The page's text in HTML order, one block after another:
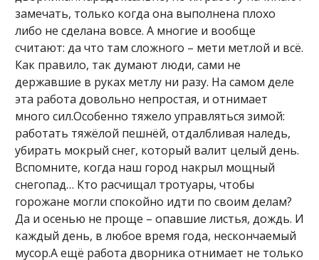
замечать, только когда она выполнена плохо
либо не сделана вовсе. А многие и вообще
считают: да что там сложного – мети метлой и всё.
Как правило, так думают люди, сами не
державшие в руках метлу ни разу. На самом деле
эта работа довольно непростая, и отнимает
много сил.Особенно тяжело управляться зимой:
работать тяжёлой пешнёй, отдалбливая наледь,
убирать мокрый снег, который валит целый день.
Вспомните, когда наш город накрыл мощный
снегопад… Кто расчищал тротуары, чтобы
горожане могли спокойно идти по своим делам?
Да и осенью не проще – опавшие листья, дождь. И
каждый день, в любое время года, нескончаемый
мусор.А ещё работа дворника отнимает не только